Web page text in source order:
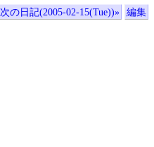
次の日記(2005-02-15(Tue))» 編集